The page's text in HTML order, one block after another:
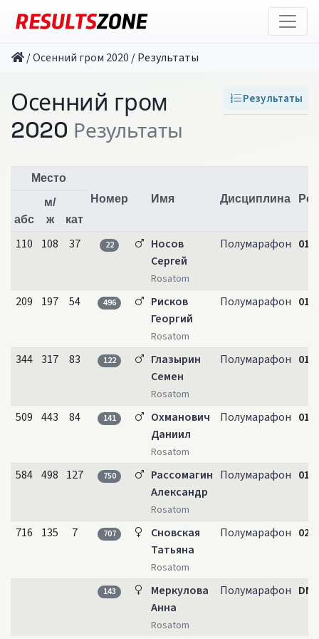
/Осенний гром 2020 /Результаты
Осенний гром
2020 Результаты
Результаты
Место
Номер
Имя Дисциплина
абс
м/
ж
кат
110 108 37 22
Носов
Сергей
Rosatom
Полумарафон
209 197 54 496
Рисков
Георгий
Rosatom
Полумарафон
344 317 83 122
Глазырин
Семен
Rosatom
Полумарафон
509 443 84 141
Охманович
Даниил
Rosatom
Полумарафон
584 498 127 750
Рассомагин
Александр
Rosatom
Полумарафон
716 135 7 707
Сновская
Татьяна
Rosatom
Полумарафон
143
Меркулова
Анна
Rosatom
Полумарафон DNS